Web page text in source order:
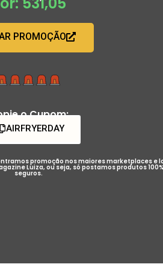
PROMOÇÃO
o Cupom:
AIRFRYERDAY
promoção nos maiores marketplaces e
Luiza, ou seja, só postamos produtos 100%
seguros.